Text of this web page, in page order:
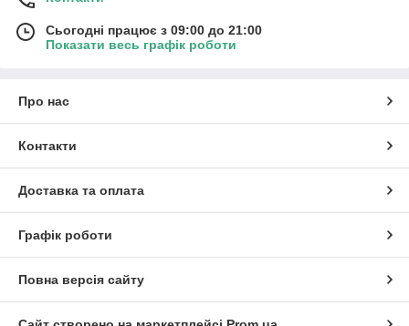
Сьогодні працює з 09:00 до 21:00
Показати весь графік роботи
Про нас
Контакти
Доставка та оплата
Графік роботи
Повна версія сайту